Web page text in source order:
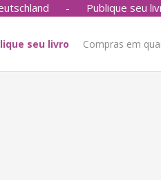
- Publique seu
seu livro Compras em